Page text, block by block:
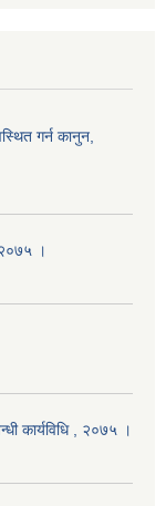
गर्न कानुन,
२०७५ ।
कार्यविधि , २०७५ ।